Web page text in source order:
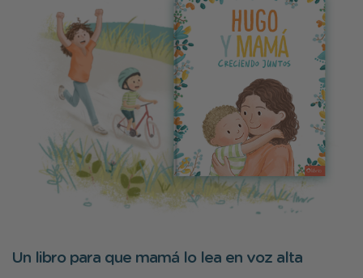
Un libro para que mamá lo lea en voz alta